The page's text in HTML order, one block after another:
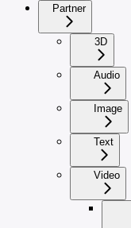
Partner
3D
Audio
Image
Text
Video